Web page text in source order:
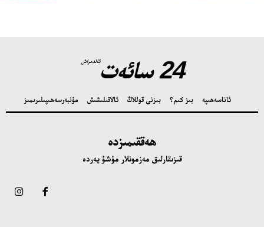
24 سائەت ئالدىراش
ئاناسەھىپە بىز كىم؟ بىزنى قوللاڭ ئالاقىلىشىش مۇنبەرسەھىپىلىرىمىز
ھەققىمىزدە
قىزىقارلىق مەزمونلار مۇشۇ يەردە